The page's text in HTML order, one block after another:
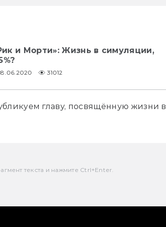
и Морти»: Жизнь в симуляции,
31012
главу, посвящённую жизни в
текста и нажмите Ctrl+Enter.